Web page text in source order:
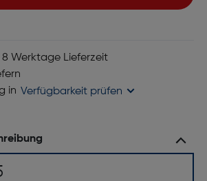
8 Werktage Lieferzeit
in Verfügbarkeit prüfen